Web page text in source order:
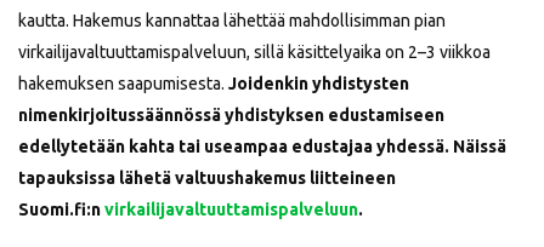
kautta. Hakemus kannattaa lähettää mahdollisimman pian
virkailijavaltuuttamispalveluun, sillä käsittelyaika on 2–3 viikkoa
hakemuksen saapumisesta. Joidenkin yhdistysten
nimenkirjoitussäännössä yhdistyksen edustamiseen
edellytetään kahta tai useampaa edustajaa yhdessä. Näissä
tapauksissa lähetä valtuushakemus liitteineen
Suomi.fi:nvirkailijavaltuuttamispalveluun.